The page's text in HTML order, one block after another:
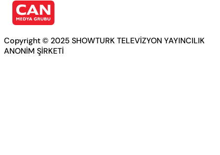
Copyright © 2025 SHOWTURK TELEVİZYON YAYINCILIK
ANONİM ŞİRKETİ